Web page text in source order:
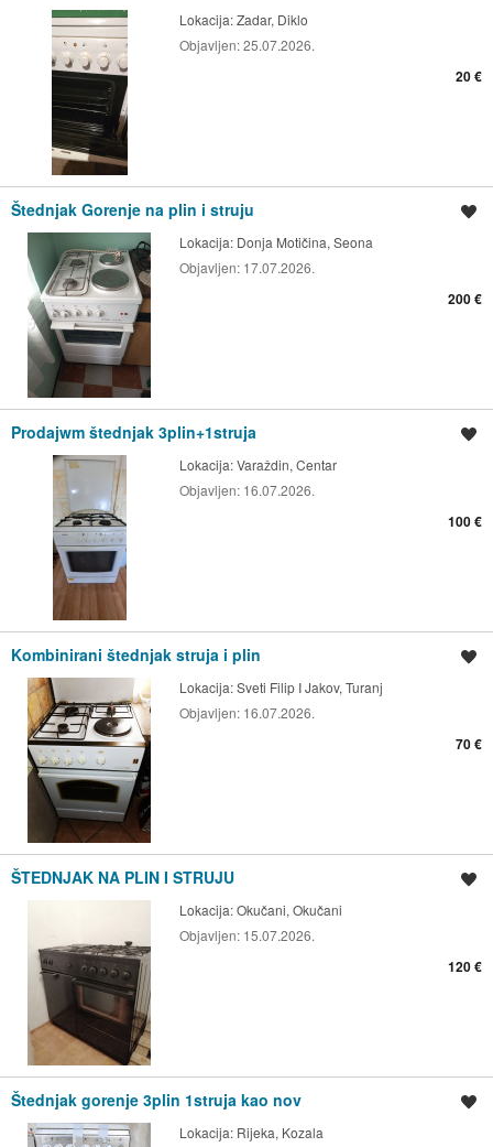
Lokacija:Zadar, Diklo
Objavljen:25.07.2026.
20 €
Štednjak Gorenje na plin i struju
Lokacija: Donja Motičina, Seona
Objavljen: 17.07.2026.
200 €
Prodajwm štednjak 3plin+1struja
Lokacija:Varaždin, Centar
Objavljen: 16.07.2026.
100 €
Kombinirani štednjak struja i plin
Lokacija:Sveti Filip I Jakov, Turanj
Objavljen: 16.07.2026.
70 €
ŠTEDNJAK NA PLIN I STRUJU
Lokacija:Okučani, Okučani
Objavljen: 15.07.2026.
120 €
Štednjak gorenje 3plin 1struja kao nov
Lokacija: Rijeka, Kozala